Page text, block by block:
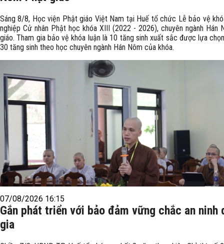
Sáng 8/8, Học viện Phật giáo Việt Nam tại Huế tổ chức Lễ bảo vệ
nghiệp Cử nhân Phật học khóa XIII (2022 - 2026), chuyên ngành Hán
giáo. Tham gia bảo vệ khóa luận là 10 tăng sinh xuất sắc được lựa
30 tăng sinh theo học chuyên ngành Hán Nôm của khóa.
07/08/2026 16:15
Gắn phát triển với bảo đảm vững chắc an ninh
gia